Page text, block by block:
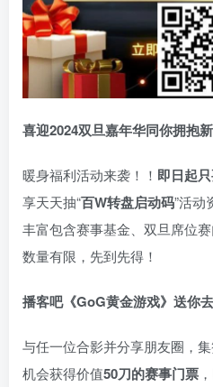
喜迎2024双旦嘉年华同你拥抱
暖身福利活动来袭！！ 即日起
享天天抽“百W转盘启动码”活动
丰富包含赛事基金、双旦席位
数量有限，先到先得！
播客吧《GoG黄金游戏》 送你
与任一位合影并分享朋友圈，
机会获得价值50刀的赛事门票